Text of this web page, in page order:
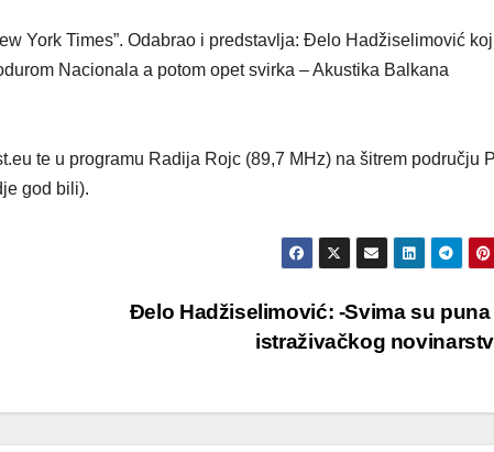
York Times”. Odabrao i predstavlja: Đelo Hadžiselimović
Nacionala a potom opet svirka – Akustika Balkana
te u programu Radija Rojc (89,7 MHz) na šitrem području
god bili).
Đelo Hadžiselimović: -Svima su
istraživačkog